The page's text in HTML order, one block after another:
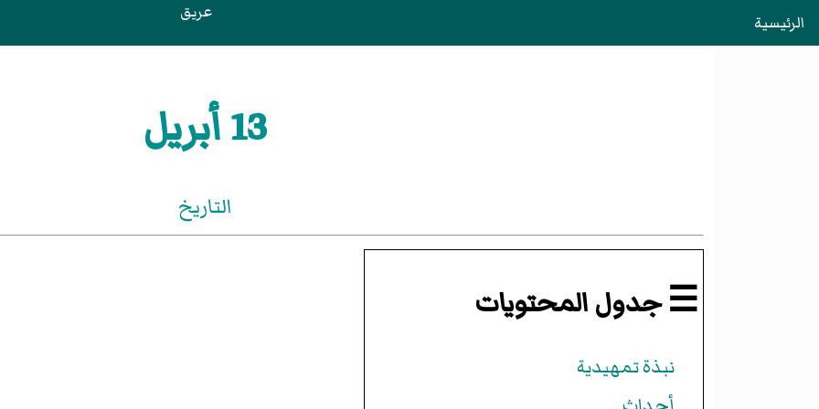
الرئيسية عريق
13 أبريل
التاريخ
☰ جدول المحتويات
نبذة تمهيدية